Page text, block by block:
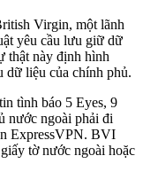
Virgin, một lãnh
yêu cầu lưu giữ dữ
thật này định hình
dữ liệu của chính phủ.
tình báo 5 Eyes, 9
nước ngoài phải đi
ExpressVPN. BVI
tờ nước ngoài hoặc